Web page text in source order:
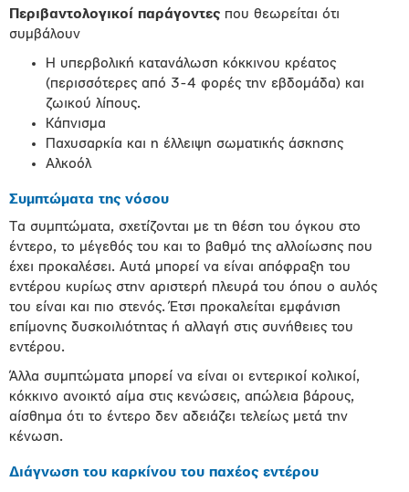
Περιβαντολογικοί παράγοντες που θεωρείται ότι
συμβάλουν
Η υπερβολική κατανάλωση κόκκινου κρέατος
(περισσότερες από 3-4 φορές την εβδομάδα) και
ζωικού λίπους.
Κάπνισμα
Παχυσαρκία και η έλλειψη σωματικής άσκησης
Αλκοόλ
Συμπτώματα της νόσου
Τα συμπτώματα, σχετίζονται με τη θέση του όγκου στο
έντερο, το μέγεθός του και το βαθμό της αλλοίωσης που
έχει προκαλέσει. Αυτά μπορεί να είναι απόφραξη του
εντέρου κυρίως στην αριστερή πλευρά του όπου ο αυλός
του είναι και πιο στενός. Έτσι προκαλείται εμφάνιση
επίμονης δυσκοιλιότητας ή αλλαγή στις συνήθειες του
εντέρου.
Άλλα συμπτώματα μπορεί να είναι οι εντερικοί κολικοί,
κόκκινο ανοικτό αίμα στις κενώσεις, απώλεια βάρους,
αίσθημα ότι το έντερο δεν αδειάζει τελείως μετά την
κένωση.
Διάγνωση του καρκίνου του παχέος εντέρου